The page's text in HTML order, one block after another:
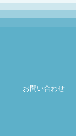
お問い合わせ